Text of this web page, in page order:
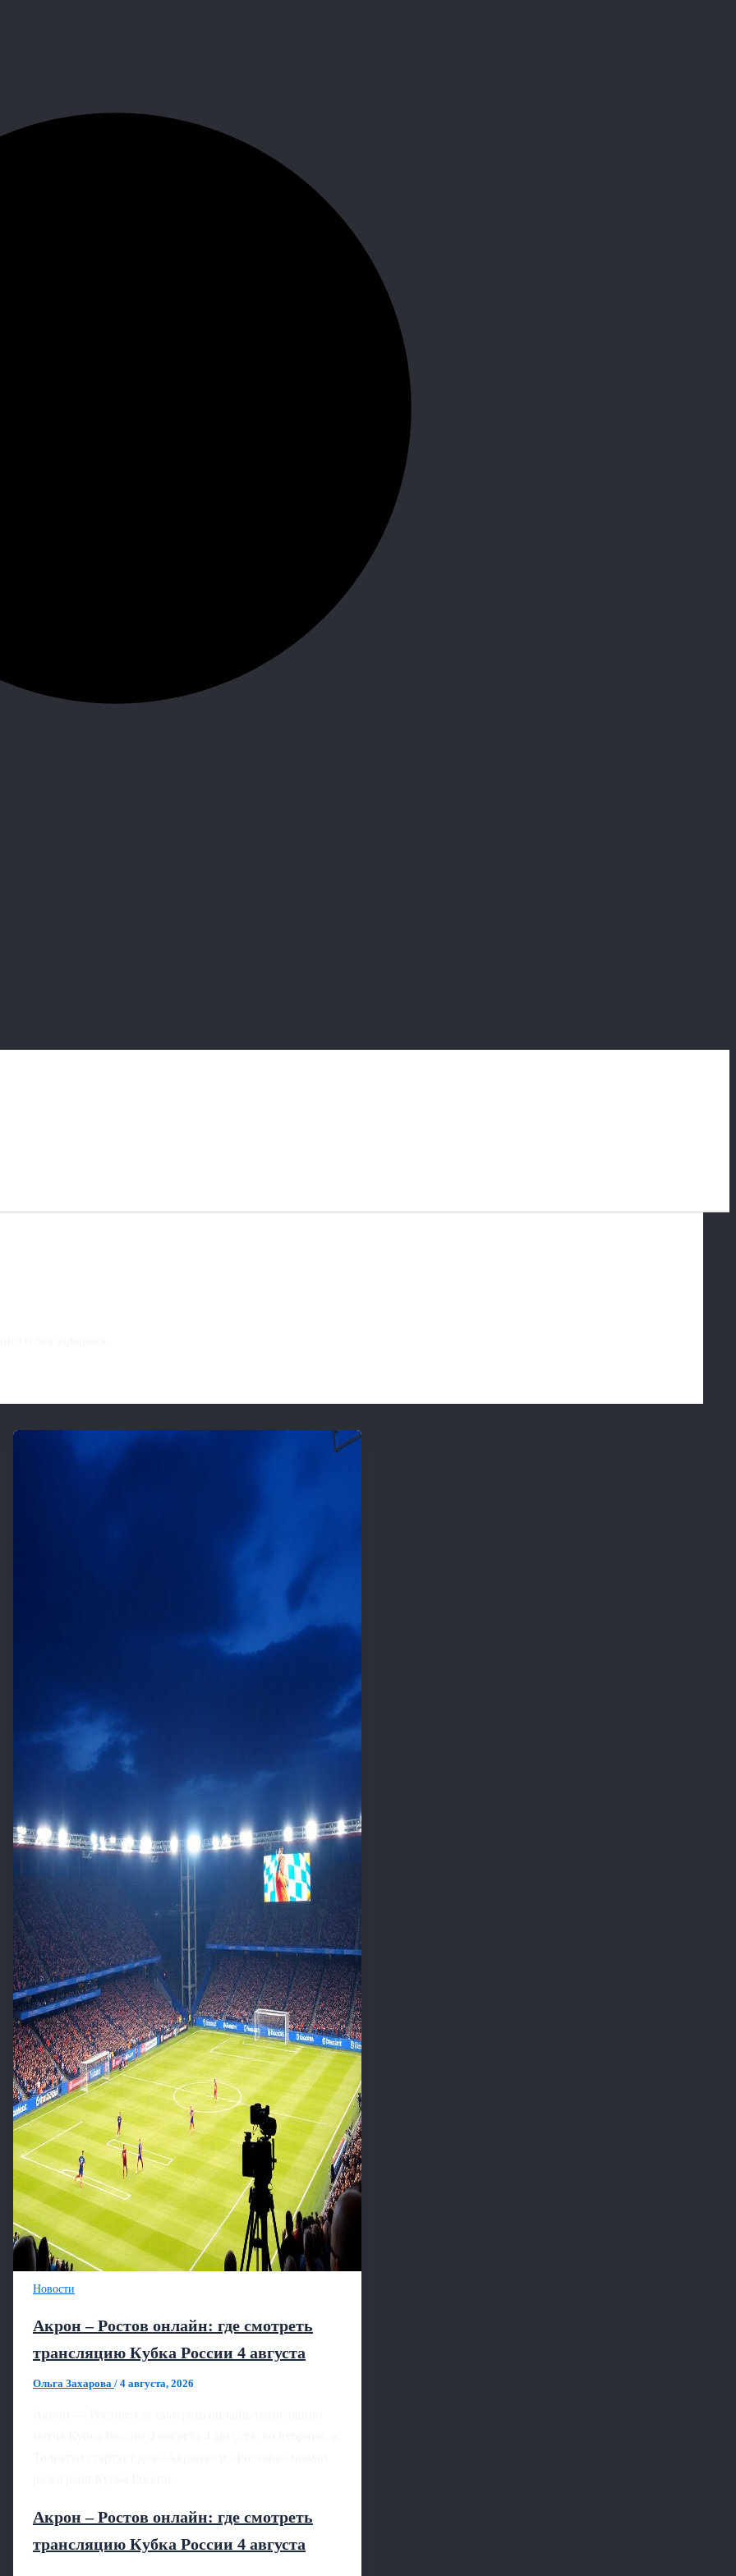
Новости
Акрон – Ростов онлайн: где смотреть
трансляцию Кубка России 4 августа
Ольга Захарова / 4 августа, 2026
Акрон – Ростов онлайн: где смотреть
трансляцию Кубка России 4 августа